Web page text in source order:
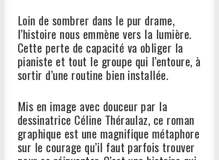
Loin de sombrer dans le pur drame,
l’histoire nous emmène vers la lumière.
Cette perte de capacité va obliger la
pianiste et tout le groupe qui l’entoure, à
sortir d’une routine bien installée.
Mis en image avec douceur par la
dessinatrice Céline Théraulaz, ce roman
graphique est une magnifique métaphore
sur le courage qu’il faut parfois trouver